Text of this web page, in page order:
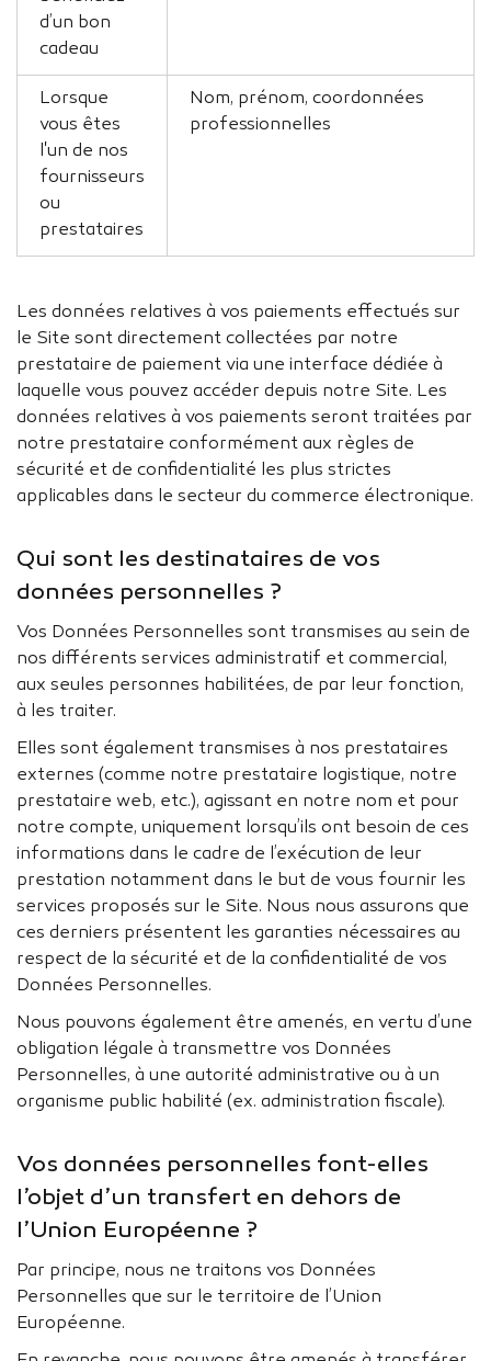
d’un bon
cadeau
Lorsque
vous êtes
l'un de nos
fournisseurs
ou
prestataires
Nom, prénom, coordonnées
professionnelles
Les données relatives à vos paiements effectués sur
le Site sont directement collectées par notre
prestataire de paiement via une interface dédiée à
laquelle vous pouvez accéder depuis notre Site. Les
données relatives à vos paiements seront traitées par
notre prestataire conformément aux règles de
sécurité et de confidentialité les plus strictes
applicables dans le secteur du commerce électronique.
Qui sont les destinataires de vos
données personnelles ?
Vos Données Personnelles sont transmises au sein de
nos différents services administratif et commercial,
aux seules personnes habilitées, de par leur fonction,
à les traiter.
Elles sont également transmises à nos prestataires
externes (comme notre prestataire logistique, notre
prestataire web, etc.), agissant en notre nom et pour
notre compte, uniquement lorsqu’ils ont besoin de ces
informations dans le cadre de l’exécution de leur
prestation notamment dans le but de vous fournir les
services proposés sur le Site. Nous nous assurons que
ces derniers présentent les garanties nécessaires au
respect de la sécurité et de la confidentialité de vos
Données Personnelles.
Nous pouvons également être amenés, en vertu d’une
obligation légale à transmettre vos Données
Personnelles, à une autorité administrative ou à un
organisme public habilité (ex. administration fiscale).
Vos données personnelles font-elles
l’objet d’un transfert en dehors de
l’Union Européenne ?
Par principe, nous ne traitons vos Données
Personnelles que sur le territoire de l’Union
Européenne.